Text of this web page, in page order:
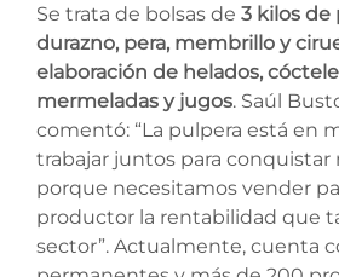
Se trata de bolsas de 3 kilos de
durazno, pera, membrillo y
elaboración de helados,
mermeladas y jugos. Saúl
comentó: “La pulpera está en
trabajar juntos para conquistar
porque necesitamos vender
productor la rentabilidad que
sector”. Actualmente, cuenta